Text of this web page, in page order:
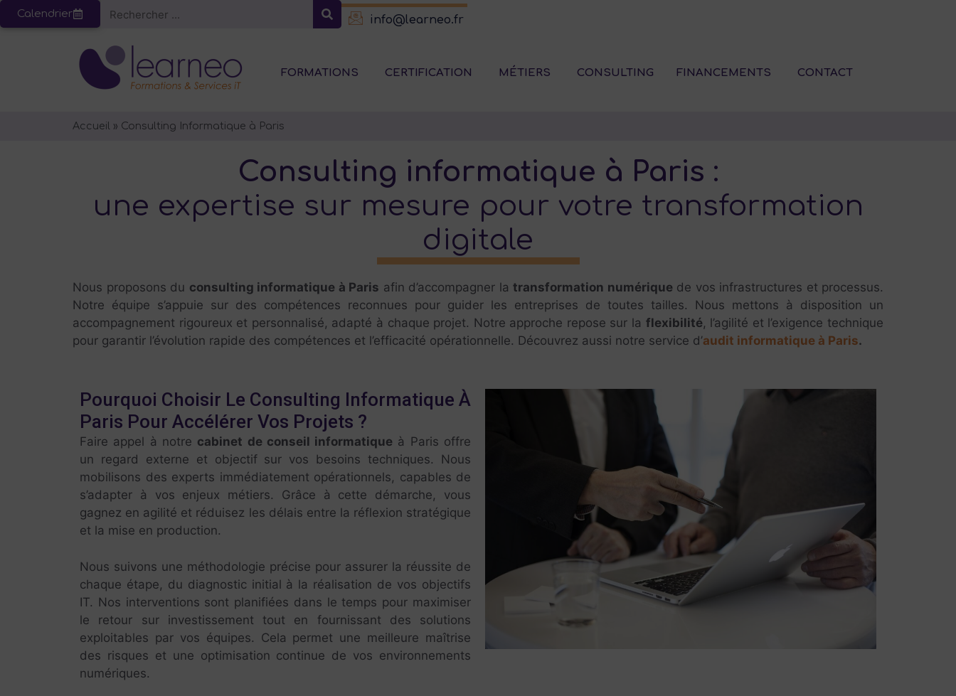
Calendrier info@learneo.fr
FORMATIONS CERTIFICATION MÉTIERS CONSULTING FINANCEMENTS CONTACT
Accueil » Consulting Informatique à Paris
Consulting informatique à Paris :
une expertise sur mesure pour votre transformation
digitale
Nous proposons du consulting informatique à Paris afin d’accompagner la transformation numériquede vos infrastructures et processus.
Notre équipe s’appuie sur des compétences reconnues pour guider les entreprises de toutes tailles. Nous mettons à disposition un
accompagnement rigoureux et personnalisé, adapté à chaque projet. Notre approche repose sur la flexibilité, l’agilité et l’exigence technique
pour garantir l’évolution rapide des compétences et l’efficacité opérationnelle. Découvrez aussi notre service d’audit informatique à Paris.
Pourquoi Choisir Le Consulting Informatique À
Paris Pour Accélérer Vos Projets ?
Faire appel à notre cabinet de conseil informatique à Paris offre
un regard externe et objectif sur vos besoins techniques. Nous
mobilisons des experts immédiatement opérationnels, capables de
s’adapter à vos enjeux métiers. Grâce à cette démarche, vous
gagnez en agilité et réduisez les délais entre la réflexion stratégique
et la mise en production.
Nous suivons une méthodologie précise pour assurer la réussite de
chaque étape, du diagnostic initial à la réalisation de vos objectifs
IT. Nos interventions sont planifiées dans le temps pour maximiser
le retour sur investissement tout en fournissant des solutions
exploitables par vos équipes. Cela permet une meilleure maîtrise
des risques et une optimisation continue de vos environnements
numériques.